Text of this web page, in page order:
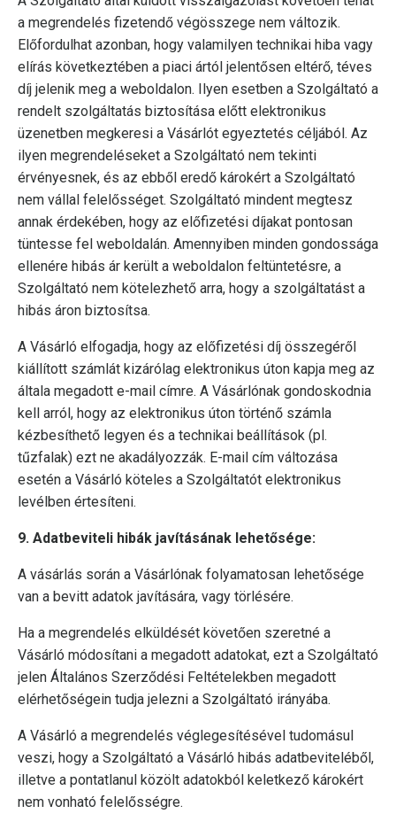
a megrendelés fizetendő végösszege nem változik.
Előfordulhat azonban, hogy valamilyen technikai hiba vagy
elírás következtében a piaci ártól jelentősen eltérő, téves
díj jelenik meg a weboldalon. Ilyen esetben a Szolgáltató a
rendelt szolgáltatás biztosítása előtt elektronikus
üzenetben megkeresi a Vásárlót egyeztetés céljából. Az
ilyen megrendeléseket a Szolgáltató nem tekinti
érvényesnek, és az ebből eredő károkért a Szolgáltató
nem vállal felelősséget. Szolgáltató mindent megtesz
annak érdekében, hogy az előfizetési díjakat pontosan
tüntesse fel weboldalán. Amennyiben minden gondossága
ellenére hibás ár került a weboldalon feltüntetésre, a
Szolgáltató nem kötelezhető arra, hogy a szolgáltatást a
hibás áron biztosítsa.
A Vásárló elfogadja, hogy az előfizetési díj összegéről
kiállított számlát kizárólag elektronikus úton kapja meg az
általa megadott e-mail címre. A Vásárlónak gondoskodnia
kell arról, hogy az elektronikus úton történő számla
kézbesíthető legyen és a technikai beállítások (pl.
tűzfalak) ezt ne akadályozzák. E-mail cím változása
esetén a Vásárló köteles a Szolgáltatót elektronikus
levélben értesíteni.
9. Adatbeviteli hibák javításának lehetősége:
A vásárlás során a Vásárlónak folyamatosan lehetősége
van a bevitt adatok javítására, vagy törlésére.
Ha a megrendelés elküldését követően szeretné a
Vásárló módosítani a megadott adatokat, ezt a Szolgáltató
jelen Általános Szerződési Feltételekben megadott
elérhetőségein tudja jelezni a Szolgáltató irányába.
A Vásárló a megrendelés véglegesítésével tudomásul
veszi, hogy a Szolgáltató a Vásárló hibás adatbeviteléből,
illetve a pontatlanul közölt adatokból keletkező károkért
nem vonható felelősségre.